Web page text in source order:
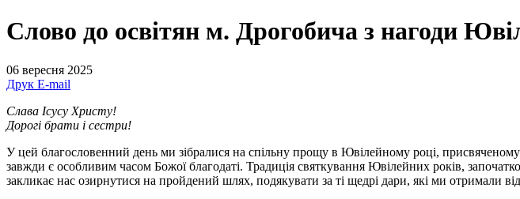
Слово до освітян м. Дрогобича з нагоди
06 вересня 2025
Друк E-mail
Слава Ісусу Христу!
Дорогі брати і сестри!
У цей благословенний день ми зібралися на спільну прощу в Ювілейному році,
завжди є особливим часом Божої благодаті. Традиція святкування Ювілейних років,
закликає нас озирнутися на пройдений шлях, подякувати за ті щедрі дари, які ми отримали